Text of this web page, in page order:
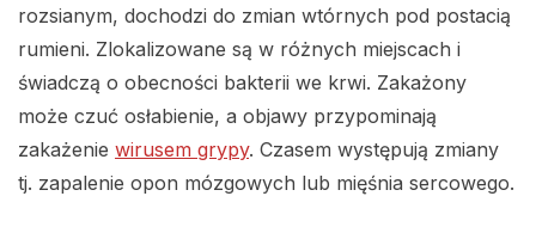
rozsianym, dochodzi do zmian wtórnych pod postacią
rumieni. Zlokalizowane są w różnych miejscach i
świadczą o obecności bakterii we krwi. Zakażony
może czuć osłabienie, a objawy przypominają
zakażenie wirusem grypy. Czasem występują zmiany
tj. zapalenie opon mózgowych lub mięśnia sercowego.